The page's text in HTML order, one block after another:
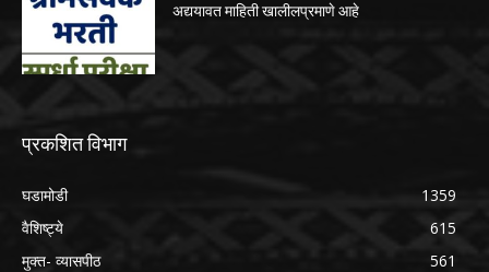
अद्ययावत माहिती खालीलप्रमाणे आहे
प्रकशित विभाग
घडामोडी
1359
वैशिष्ट्ये
615
मुक्त- व्यासपीठ
561